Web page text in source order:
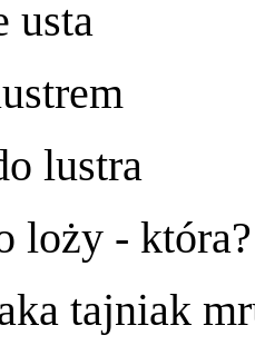
usta
lustra
loży -
tajniak